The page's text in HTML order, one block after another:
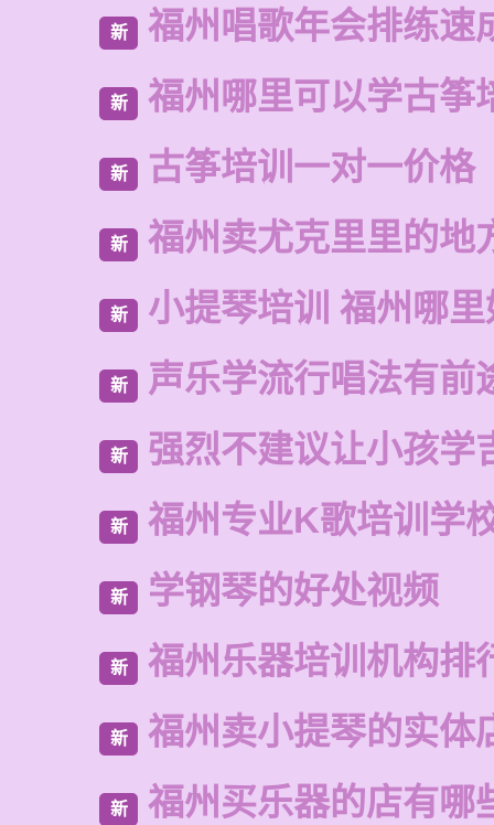
新 福州唱歌年会排练速
新 福州哪里可以学古筝
新 古筝培训一对一价格
新 福州卖尤克里里的地
新 小提琴培训 福州哪
新 声乐学流行唱法有前
新 强烈不建议让小孩学
新 福州专业K歌培训学
新 学钢琴的好处视频
新 福州乐器培训机构排
新 福州卖小提琴的实体
新 福州买乐器的店有哪